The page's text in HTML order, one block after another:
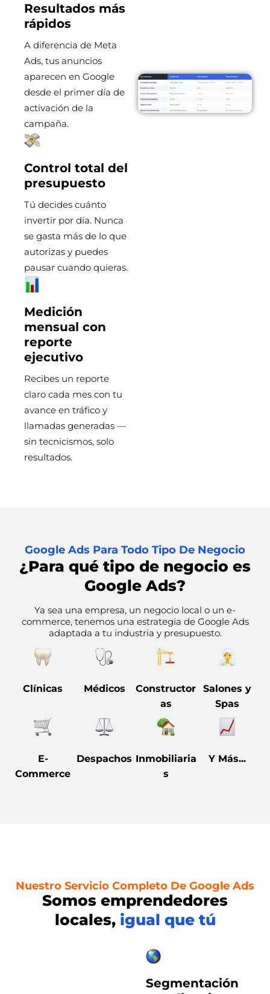
Resultados más
rápidos
A diferencia de Meta
Ads, tus anuncios
aparecen en Google
desde el primer día de
activación de la
campaña.
Control total del
presupuesto
Tú decides cuánto
invertir por día. Nunca
se gasta más de lo que
autorizas y puedes
pausar cuando quieras.
Medición
mensual con
reporte
ejecutivo
Recibes un reporte
claro cada mes con tu
avance en tráfico y
llamadas generadas —
sin tecnicismos, solo
resultados.
Google Ads Para Todo Tipo De Negocio
¿Para qué tipo de negocio es
Google Ads?
Ya sea una empresa, un negocio local o un e-
commerce, tenemos una estrategia de Google Ads
adaptada a tu industria y presupuesto.
Clínicas Médicos
Constructor
as
Salones y
Spas
E-
Commerce
Despachos Inmobiliaria
s
Y Más...
Nuestro Servicio Completo De Google Ads
Somos emprendedores
locales, igual que tú
Segmentación